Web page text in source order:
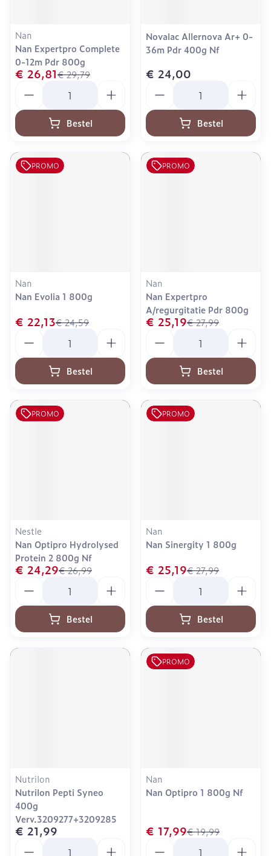
Nan
Nan Expertpro Complete
0-12m Pdr 800g
€ 29,79
€ 26,81
Bestel
Novalac Allernova Ar+ 0-
36m Pdr 400g Nf
€ 24,00
Bestel
PROMO
Nan
Nan Evolia 1 800g
€ 24,59
€ 22,13
Bestel
PROMO
Nan
Nan Expertpro
A/regurgitatie Pdr 800g
€ 27,99
€ 25,19
Bestel
PROMO
Nestle
Nan Optipro Hydrolysed
Protein 2 800g Nf
€ 26,99
€ 24,29
Bestel
PROMO
Nan
Nan Sinergity 1 800g
€ 27,99
€ 25,19
Bestel
Nutrilon
Nutrilon Pepti Syneo
400g
Verv.3209277+3209285
€ 21,99
PROMO
Nan
Nan Optipro 1 800g Nf
€ 19,99
€ 17,99